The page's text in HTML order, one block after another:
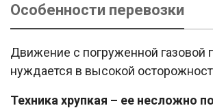
Особенности перевозки
Движение с погруженной газовой
нуждается в высокой
Техника хрупкая – ее несложно